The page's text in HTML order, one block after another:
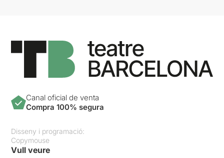
Canal oficial de venta
Compra 100% segura
Disseny i programació:
Copymouse
Vull veure